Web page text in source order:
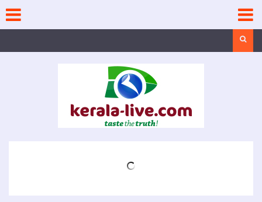
content